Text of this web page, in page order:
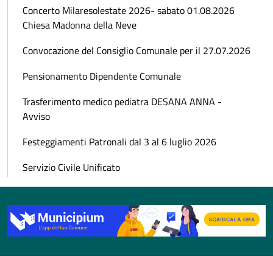
Concerto Milaresolestate 2026- sabato 01.08.2026
Chiesa Madonna della Neve
Convocazione del Consiglio Comunale per il 27.07.2026
Pensionamento Dipendente Comunale
Trasferimento medico pediatra DESANA ANNA -
Avviso
Festeggiamenti Patronali dal 3 al 6 luglio 2026
Servizio Civile Unificato